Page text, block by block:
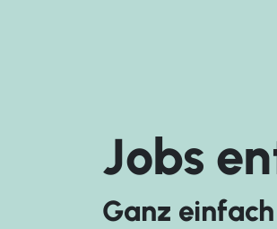
Jobs
Ganz